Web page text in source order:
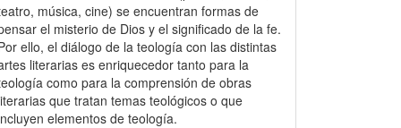
música, cine) se encuentran formas de
el misterio de Dios y el significado de la fe.
ello, el diálogo de la teología con las distintas
literarias es enriquecedor tanto para la
como para la comprensión de obras
que tratan temas teológicos o que
elementos de teología.